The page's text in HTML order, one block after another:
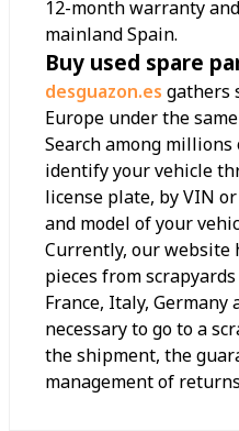
12-month warranty
mainland Spain.
Buy used spare
desguazon.es gathers
Europe under the
Search among millions
identify your vehicle
license plate, by VIN
and model of your
Currently, our website
pieces from
France, Italy,
necessary to go to a
the shipment, the
management of